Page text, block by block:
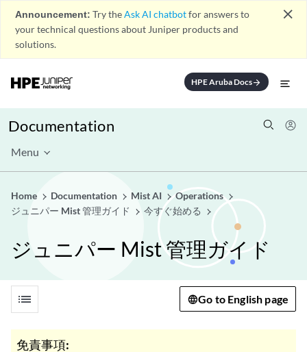
Announcement: Try theAsk AI chatbotfor answers to
your technical questions about Juniper products and
solutions.
close
HPE Aruba Docsarrow_forward
Documentation
Menu
Home Documentation Mist AI
Operations
ジュニパー Mist 管理ガイド
今すぐ始める
ジュニパー Mist 管理ガイド
list Go to English page
免責事項: